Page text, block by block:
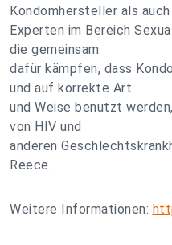
Kondomhersteller als auch
Experten im Bereich
die gemeinsam
dafür kämpfen, dass
und auf korrekte Art
und Weise benutzt
von HIV und
anderen
Reece.
Weitere Informationen: